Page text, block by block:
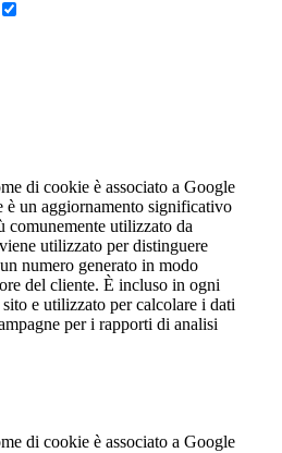
di cookie è associato a Google
un aggiornamento significativo
comunemente utilizzato da
utilizzato per distinguere
numero generato in modo
del cliente. È incluso in ogni
e utilizzato per calcolare i dati
per i rapporti di analisi
di cookie è associato a Google